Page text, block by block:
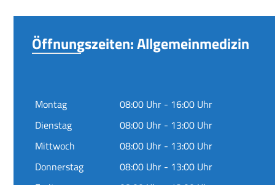
Öffnungszeiten: Allgemeinmedizin
Montag
08:00 Uhr - 16:00 Uhr
Dienstag
08:00 Uhr - 13:00 Uhr
Mittwoch
08:00 Uhr - 13:00 Uhr
Donnerstag
08:00 Uhr - 13:00 Uhr